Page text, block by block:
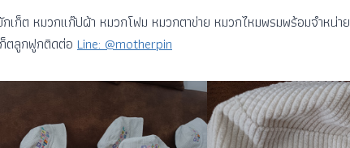
เก็ต หมวกแก๊ปผ้า หมวกโฟม หมวกตาข่าย หมวกไหมพรมพร้อมจำหน่าย
ตลูกฟูกติดต่อ Line: @motherpin